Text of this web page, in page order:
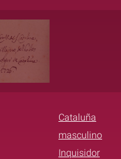
Cataluña
masculino
Inquisidor